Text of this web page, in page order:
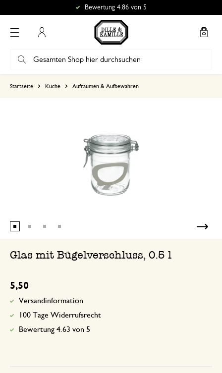
Bewertung 4.86 von 5
Startseite Küche Aufräumen & Aufbewahren
Glas mit Bügelverschluss, 0.5 l
5,50
Versandinformation
100 Tage Widerrufsrecht
Bewertung 4.63 von 5